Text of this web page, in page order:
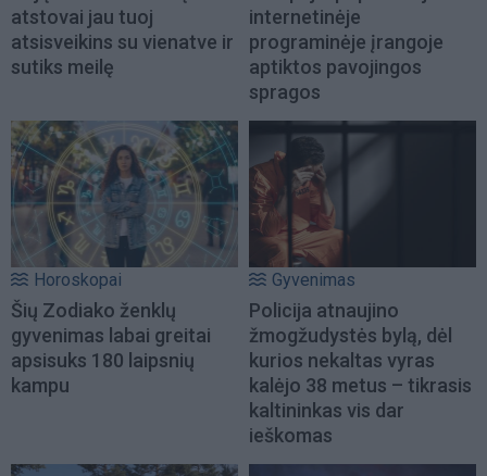
atstovai jau tuoj
atsisveikins su vienatve ir
sutiks meilę
internetinėje
programinėje įrangoje
aptiktos pavojingos
spragos
Horoskopai
Šių Zodiako ženklų
gyvenimas labai greitai
apsisuks 180 laipsnių
kampu
Gyvenimas
Policija atnaujino
žmogžudystės bylą, dėl
kurios nekaltas vyras
kalėjo 38 metus – tikrasis
kaltininkas vis dar
ieškomas